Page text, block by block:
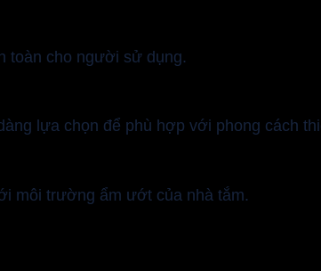
toàn cho người sử dụng.
lựa chọn để phù hợp với phong cách
môi trường ẩm ướt của nhà tắm.